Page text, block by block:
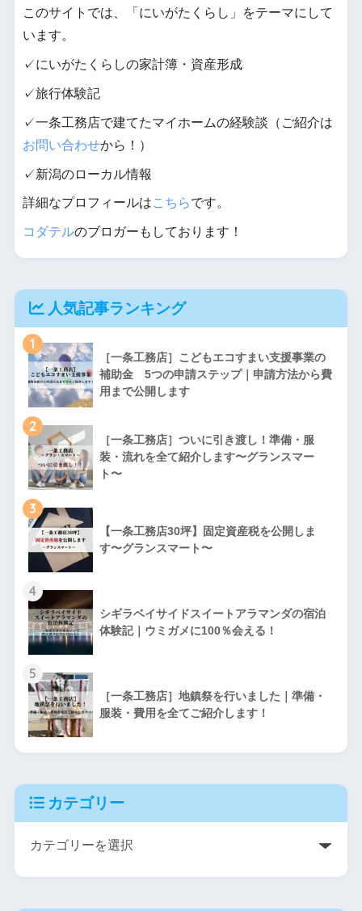
このサイトでは、「にいがたくらし」をテーマにして
います。
✓にいがたくらしの家計簿・資産形成
✓旅行体験記
✓一条工務店で建てたマイホームの経験談（ご紹介は
お問い合わせから！）
✓新潟のローカル情報
詳細なプロフィールはこちらです。
コダテルのブロガーもしております！
人気記事ランキング
1
［一条工務店］こどもエコすまい支援事業の
補助金 5つの申請ステップ｜申請方法から費
用まで公開します
2
［一条工務店］ついに引き渡し！準備・服
装・流れを全て紹介します〜グランスマー
ト〜
3
【一条工務店30坪】固定資産税を公開しま
す〜グランスマート〜
4
シギラベイサイドスイートアラマンダの宿泊
体験記｜ウミガメに100％会える！
5
［一条工務店］地鎮祭を行いました｜準備・
服装・費用を全てご紹介します！
カテゴリー